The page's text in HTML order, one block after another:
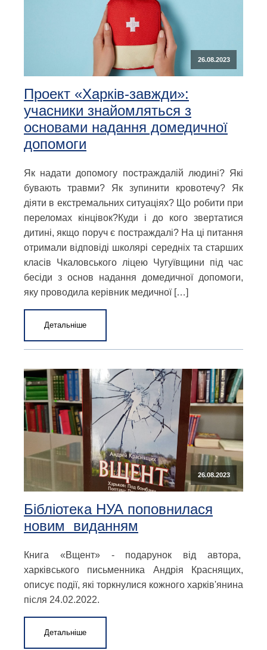
26.08.2023
Проект «Харків-завжди»:
учасники знайомляться з
основами надання домедичної
допомоги
Як надати допомогу постраждалій людині? Які
бувають травми? Як зупинити кровотечу? Як
діяти в екстремальних ситуаціях? Що робити при
переломах кінцівок?Куди і до кого звертатися
дитині, якщо поруч є постраждалі? На ці питання
отримали відповіді школярі середніх та старших
класів Чкаловського ліцею Чугуївщини під час
бесіди з основ надання домедичної допомоги,
яку проводила керівник медичної […]
Детальніше
26.08.2023
Бібліотека НУА поповнилася
новим виданням
Книга «Вщент» - подарунок від автора,
харківського письменника Андрія Краснящих,
описує події, які торкнулися кожного харків'янина
після 24.02.2022.
Детальніше